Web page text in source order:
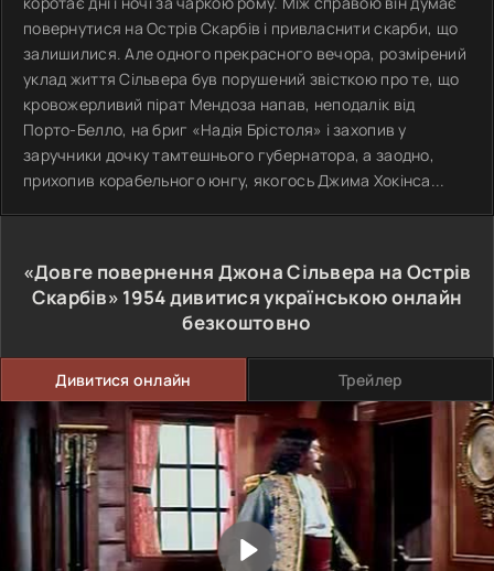
повернутися на Острів Скарбів і привласнити скарби, що
залишилися. Але одного прекрасного вечора, розмірений
уклад життя Сільвера був порушений звісткою про те, що
кровожерливий пірат Мендоза напав, неподалік від
Порто-Белло, на бриг «Надія Брістоля» і захопив у
заручники дочку тамтешнього губернатора, а заодно,
прихопив корабельного юнгу, якогось Джима Хокінса...
«Довге повернення Джона Сільвера на Острів
Скарбів» 1954дивитися українською онлайн
безкоштовно
Дивитися онлайн Трейлер